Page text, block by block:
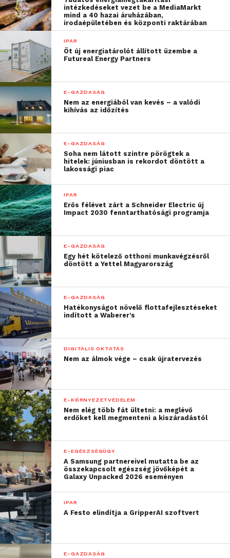
intézkedéseket vezet be a MediaMarkt
mind a 40 hazai áruházában,
irodaépületében és központi raktárában
IPAR
Öt új energiatárolót állított üzembe a
Futureal Energy Partners
E-GAZDASÁG
Nem az energiából van kevés – a valódi
kihívás az időzítés
E-GAZDASÁG
Soha nem látott szintre pörögtek a
hitelek: júniusban is rekordot döntött a
lakossági piac
IPAR
Erős félévet zárt a Schneider Electric új
Impact 2030 fenntarthatósági programja
E-GAZDASÁG
Egy hét kötelező otthoni munkavégzésről
döntött a Yettel Magyarország
E-GAZDASÁG
Hatékonyságot növelő flottafejlesztéseket
indított a Waberer’s
DIGITÁLIS OKTATÁS
Nem az álmok vége – csak újratervezés
E-KÖRNYEZETVÉDELEM
Nem elég több fát ültetni: a meglévő
erdőket kell megmenteni a kiszáradástól
E-EGÉSZSÉGÜGY
A Samsung partnereivel mutatta be az
összekapcsolt egészség jövőképét a
Galaxy Unpacked 2026 eseményen
IPAR
A Festo elindítja a GripperAI szoftvert
E-GAZDASÁG